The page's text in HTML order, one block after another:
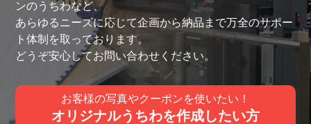
ンのうちわなど、
あらゆるニーズに応じて企画から納品まで万全のサポー
ト体制を取っております。
どうぞ安心してお問い合わせください。
お客様の写真やクーポンを使いたい！
オリジナルうちわを作成したい方